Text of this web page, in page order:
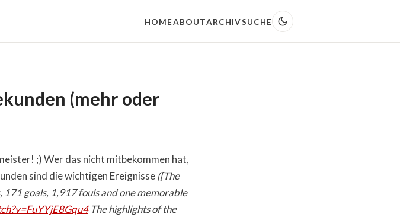
HOMEABOUTARCHIVSUCHE
(mehr oder
;) Wer das nicht mitbekommen hat,
sind die wichtigen Ereignisse ([The
goals, 1,917 fouls and one memorable
The highlights of the